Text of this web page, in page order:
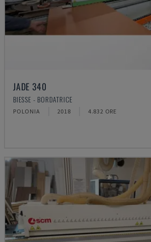
JADE 340
BIESSE - BORDATRICE
POLONIA 2018 4.832 ORE